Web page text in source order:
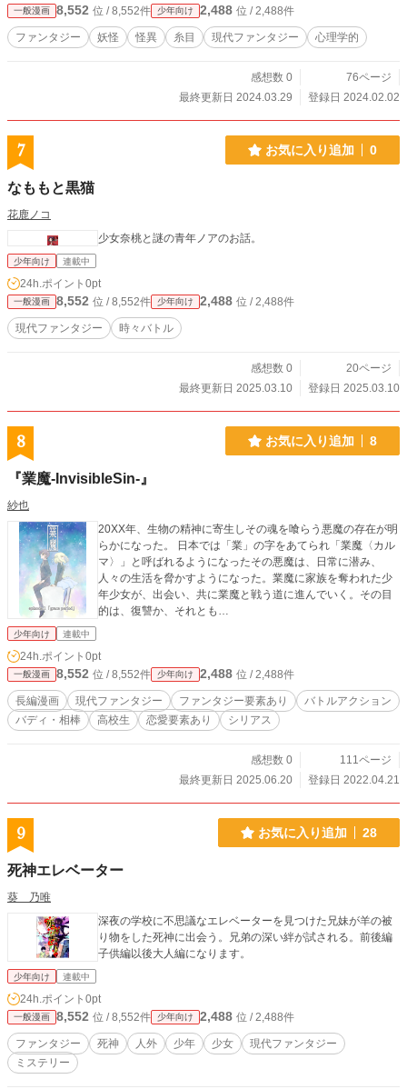
一般漫画 8,552 位 / 8,552件 少年向け 2,488 位 / 2,488件
ファンタジー 妖怪 怪異 糸目 現代ファンタジー 心理学的
感想数 0
76ページ
最終更新日 2024.03.29
登録日 2024.02.02
7 お気に入り追加 0
なももと黒猫
花鹿ノコ
少女奈桃と謎の青年ノアのお話。
少年向け 連載中
24h.ポイント 0pt
一般漫画 8,552 位 / 8,552件 少年向け 2,488 位 / 2,488件
現代ファンタジー 時々バトル
感想数 0
20ページ
最終更新日 2025.03.10
登録日 2025.03.10
8 お気に入り追加 8
『業魔-InvisibleSin-』
紗也
20XX年、生物の精神に寄生しその魂を喰らう悪魔の存在が明
らかになった。 日本では「業」の字をあてられ「業魔〈カル
マ〉」と呼ばれるようになったその悪魔は、日常に潜み、
人々の生活を脅かすようになった。業魔に家族を奪われた少
年少女が、出会い、共に業魔と戦う道に進んでいく。その目
的は、復讐か、それとも…
少年向け 連載中
24h.ポイント 0pt
一般漫画 8,552 位 / 8,552件 少年向け 2,488 位 / 2,488件
長編漫画 現代ファンタジー ファンタジー要素あり
バトルアクション
バディ・相棒
高校生 恋愛要素あり シリアス
感想数 0
111ページ
最終更新日 2025.06.20
登録日 2022.04.21
9 お気に入り追加 28
死神エレベーター
葵 乃唯
深夜の学校に不思議なエレベーターを見つけた兄妹が羊の被
り物をした死神に出会う。兄弟の深い絆が試される。前後編
子供編以後大人編になります。
少年向け 連載中
24h.ポイント 0pt
一般漫画 8,552 位 / 8,552件 少年向け 2,488 位 / 2,488件
ファンタジー 死神 人外 少年 少女
現代ファンタジー
ミステリー